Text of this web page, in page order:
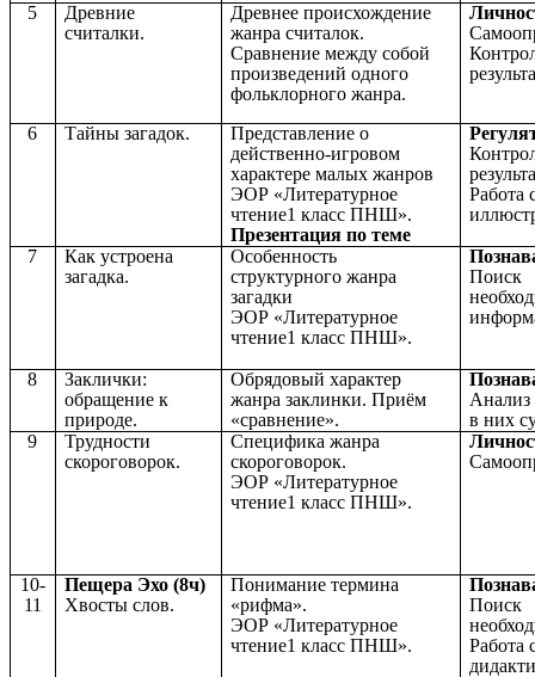
5
Древние
считалки.
Древнее происхождение
жанра считалок.
Сравнение между собой
произведений одного
фольклорного жанра.
6 Тайны загадок.
Представление о
действенно-игровом
характере малых жанров
ЭОР «Литературное
чтение1 класс ПНШ».
Презентация по теме
Работа
7
Как устроена
загадка.
Особенность
структурного жанра
загадки
ЭОР «Литературное
чтение1 класс ПНШ».
Поиск
8
Заклички:
обращение к
природе.
Обрядовый характер
жанра заклинки. Приём
«сравнение».
Анализ
в них
9
Трудности
скороговорок.
Специфика жанра
скороговорок.
ЭОР «Литературное
чтение1 класс ПНШ».
10-
11
Пещера Эхо (8ч)
Хвосты слов.
Понимание термина
«рифма».
ЭОР «Литературное
чтение1 класс ПНШ».
Поиск
Работа